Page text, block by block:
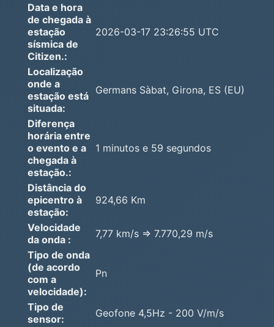
Data e hora
de chegada à
estação
sísmica de
Citizen.:
2026-03-17 23:26:55 UTC
Localização
onde a
estação está
situada:
Germans Sàbat, Girona, ES (EU)
Diferença
horária entre
o evento e a
chegada à
estação.:
1 minutos e 59 segundos
Distância do
epicentro à
estação:
924,66 Km
Velocidade
da onda :
7,77 km/s => 7.770,29 m/s
Tipo de onda
(de acordo
com a
velocidade):
Pn
Tipo de
sensor:
Geofone 4,5Hz - 200 V/m/s